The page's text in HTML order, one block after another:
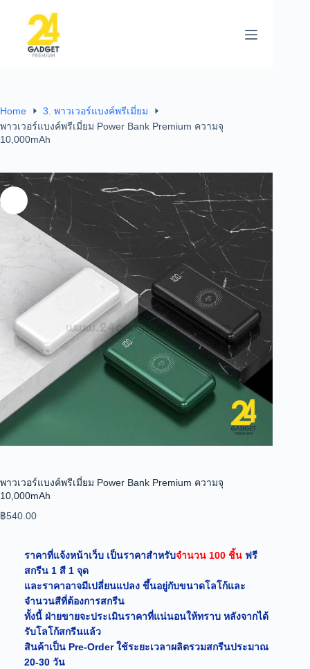
Home
3. พาวเวอร์แบงค์พรีเมี่ยม
พาวเวอร์แบงค์พรีเมี่ยม Power Bank Premium ความจุ
10,000mAh
พาวเวอร์แบงค์พรีเมี่ยม Power Bank Premium ความจุ
10,000mAh
฿540.00
ราคาที่แจ้งหน้าเว็บ เป็นราคาสำหรับจำนวน 100 ชิ้น ฟรี
สกรีน 1 สี 1 จุด
และราคาอาจมีเปลี่ยนแปลง ขึ้นอยู่กับขนาดโลโก้และ
จำนวนสีที่ต้องการสกรีน
ทั้งนี้ ฝ่ายขายจะประเมินราคาที่แน่นอนให้ทราบ หลังจากได้
รับโลโก้สกรีนแล้ว
สินค้าเป็น Pre-Order ใช้ระยะเวลาผลิตรวมสกรีนประมาณ
20-30 วัน